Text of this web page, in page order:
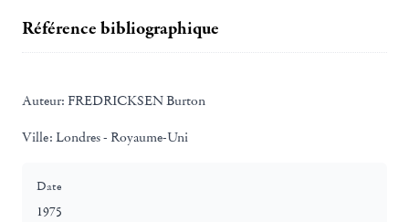
Référence bibliographique
Auteur: FREDRICKSEN Burton
Ville: Londres - Royaume-Uni
Date
1975